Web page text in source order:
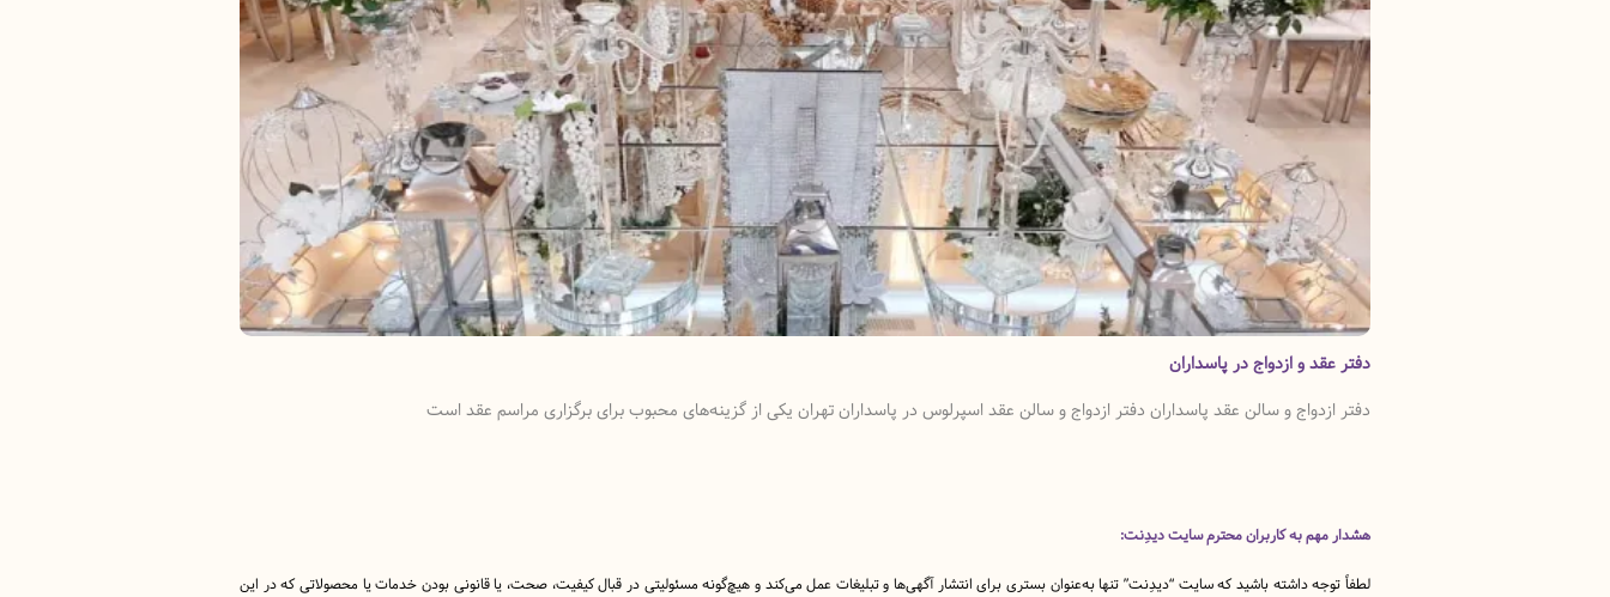
دفتر عقد و ازدواج در پاسداران
دفتر ازدواج و سالن عقد پاسداران دفتر ازدواج و سالن عقد اسپرلوس در پاسداران تهران یکی از گزینه‌های محبوب برای برگزاری مراسم عقد است
هشدار مهم به کاربران محترم سایت دیدِنت:
لطفاً توجه داشته باشید که سایت “دیدِنت” تنها به‌عنوان بستری برای انتشار آگهی‌ها و تبلیغات عمل می‌کند و هیچ‌گونه مسئولیتی در قبال کیفیت، صحت، یا قانونی بودن خدمات یا محصولاتی که در این